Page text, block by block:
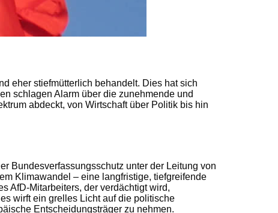
eher stiefmütterlich behandelt. Dies hat sich
schlagen Alarm über die zunehmende und
abdeckt, von Wirtschaft über Politik bis hin
Bundesverfassungsschutz unter der Leitung von
Klimawandel – eine langfristige, tiefgreifende
AfD-Mitarbeiters, der verdächtigt wird,
wirft ein grelles Licht auf die politische
Entscheidungsträger zu nehmen.